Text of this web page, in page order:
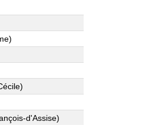
d'Assise)